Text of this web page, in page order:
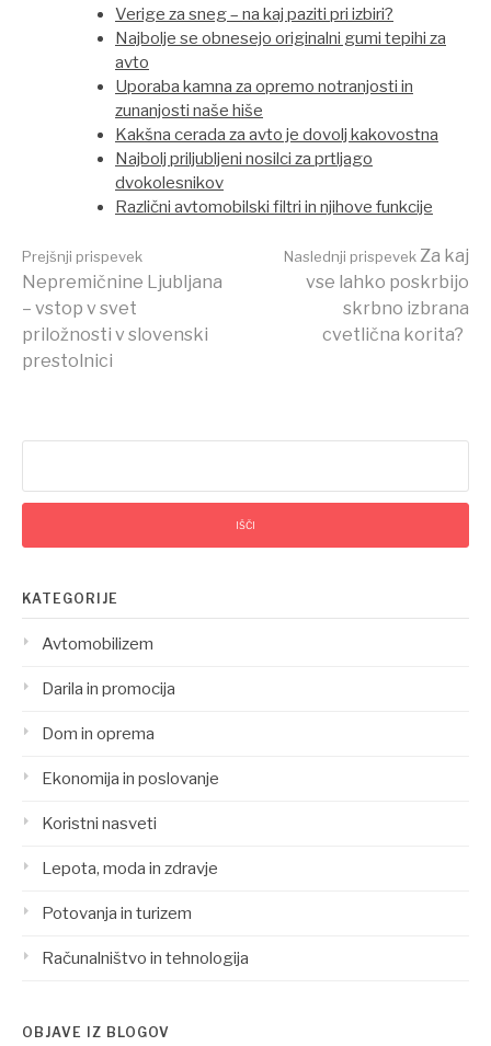
Verige za sneg – na kaj paziti pri izbiri?
Najbolje se obnesejo originalni gumi tepihi za
avto
Uporaba kamna za opremo notranjosti in
zunanjosti naše hiše
Kakšna cerada za avto je dovolj kakovostna
Najbolj priljubljeni nosilci za prtljago
dvokolesnikov
Različni avtomobilski filtri in njihove funkcije
Beri
dalje
Prejšnji prispevek
Nepremičnine Ljubljana
– vstop v svet
priložnosti v slovenski
prestolnici
Naslednji prispevekZa kaj
vse lahko poskrbijo
skrbno izbrana
cvetlična korita?
KATEGORIJE
Avtomobilizem
Darila in promocija
Dom in oprema
Ekonomija in poslovanje
Koristni nasveti
Lepota, moda in zdravje
Potovanja in turizem
Računalništvo in tehnologija
OBJAVE IZ BLOGOV